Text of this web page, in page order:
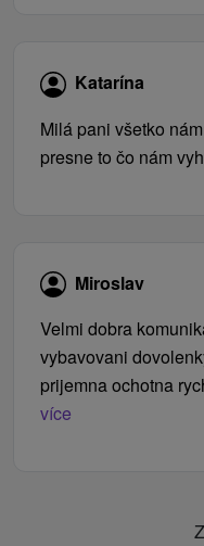
Katarína
Milá pani všetko
presne to čo nám
Miroslav
Velmi dobra
vybavovani
prijemna ochotna
více